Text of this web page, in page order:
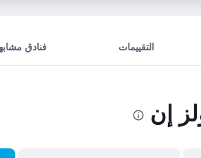
التقييمات فنادق
إن